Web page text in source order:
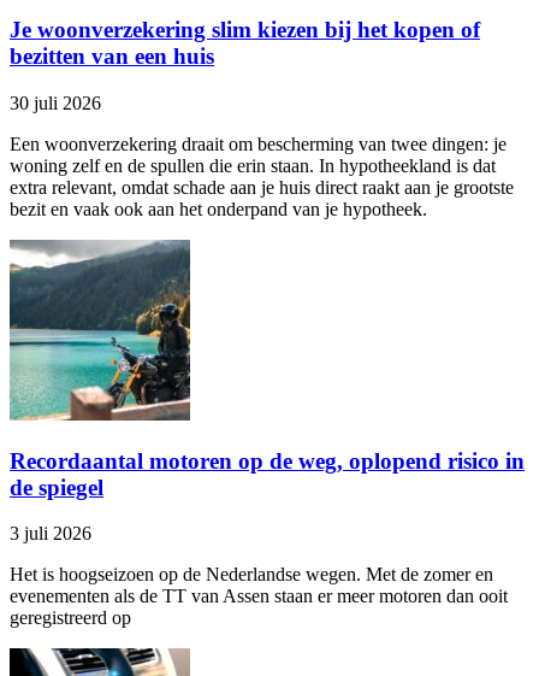
Je woonverzekering slim kiezen bij het kopen of
bezitten van een huis
30 juli 2026
Een woonverzekering draait om bescherming van twee dingen: je
woning zelf en de spullen die erin staan. In hypotheekland is dat
extra relevant, omdat schade aan je huis direct raakt aan je grootste
bezit en vaak ook aan het onderpand van je hypotheek.
Recordaantal motoren op de weg, oplopend risico in
de spiegel
3 juli 2026
Het is hoogseizoen op de Nederlandse wegen. Met de zomer en
evenementen als de TT van Assen staan er meer motoren dan ooit
geregistreerd op